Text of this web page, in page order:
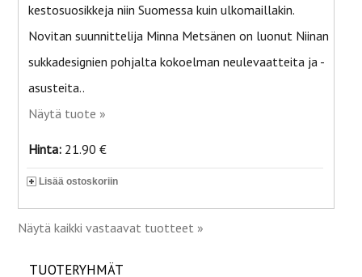
kestosuosikkeja niin Suomessa kuin ulkomaillakin.
Novitan suunnittelija Minna Metsänen on luonut Niinan
sukkadesignien pohjalta kokoelman neulevaatteita ja -
asusteita..
Näytä tuote »
Hinta: 21.90 €
Lisää ostoskoriin
Näytä kaikki vastaavat tuotteet »
TUOTERYHMÄT